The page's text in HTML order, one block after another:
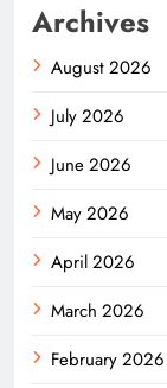
Archives
August 2026
July 2026
June 2026
May 2026
April 2026
March 2026
February 2026